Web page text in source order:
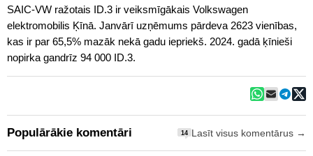
SAIC-VW ražotais ID.3 ir veiksmīgākais Volkswagen
elektromobilis Ķīnā. Janvārī uzņēmums pārdeva 2623 vienības,
kas ir par 65,5% mazāk nekā gadu iepriekš. 2024. gadā ķīnieši
nopirka gandrīz 94 000 ID.3.
Populārākie komentāri 14 Lasīt visus komentārus →